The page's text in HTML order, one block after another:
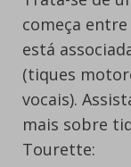
começa
está
(tiques
vocais).
mais sobre
Tourette: